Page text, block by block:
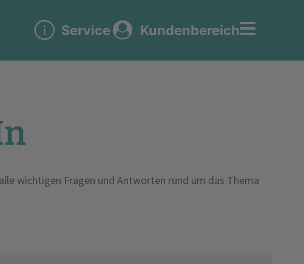
Service Kundenbereich
wichtigen Fragen und Antworten rund um das Thema